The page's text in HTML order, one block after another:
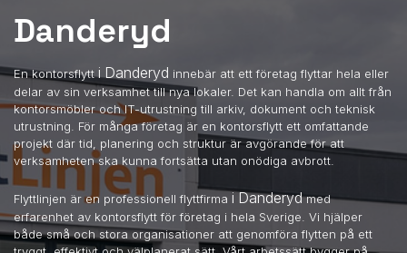
Danderyd
En kontorsflytti Danderyd innebär att ett företag flyttar hela eller
delar av sin verksamhet till nya lokaler. Det kan handla om allt från
kontorsmöbler och IT-utrustning till arkiv, dokument och teknisk
utrustning. För många företag är en kontorsflytt ett omfattande
projekt där tid, planering och struktur är avgörande för att
verksamheten ska kunna fortsätta utan onödiga avbrott.
Flyttlinjen är en professionell flyttfirma i Danderydmed
erfarenhet av kontorsflytt för företag i hela Sverige. Vi hjälper
både små och stora organisationer att genomföra flytten på ett